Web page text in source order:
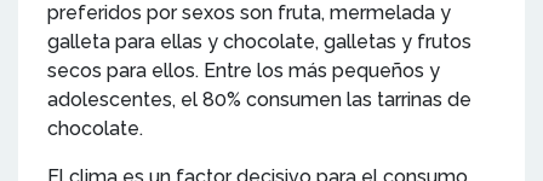
preferidos por sexos son fruta, mermelada y
galleta para ellas y chocolate, galletas y frutos
secos para ellos. Entre los más pequeños y
adolescentes, el 80% consumen las tarrinas de
chocolate.